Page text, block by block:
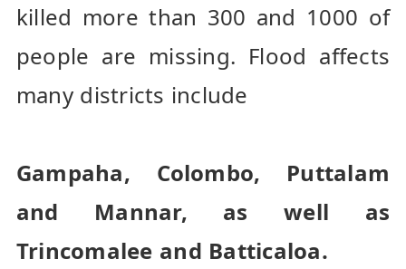
killed more than 300 and 1000 of
people are missing. Flood affects
many districts include
Gampaha, Colombo, Puttalam
and Mannar, as well as
Trincomalee and Batticaloa.